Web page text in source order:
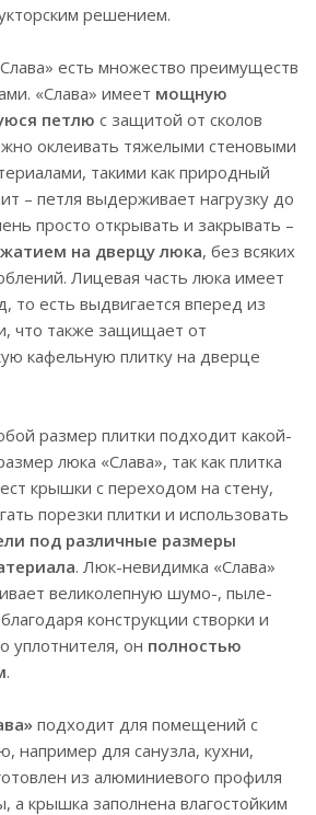
решением.
есть множество преимуществ
«Слава» имеет мощную
петлю с защитой от сколов
оклеивать тяжелыми стеновыми
такими как природный
– петля выдерживает нагрузку до
просто открывать и закрывать –
на дверцу люка, без всяких
Лицевая часть люка имеет
то есть выдвигается вперед из
что также защищает от
кафельную плитку на дверце
размер плитки подходит какой-
люка «Слава», так как плитка
крышки с переходом на стену,
порезки плитки и использовать
под различные размеры
. Люк-невидимка «Слава»
великолепную шумо-, пыле-
конструкции створки и
уплотнителя, он полностью
.
подходит для помещений с
например для санузла, кухни,
из алюминиевого профиля
а крышка заполнена влагостойким